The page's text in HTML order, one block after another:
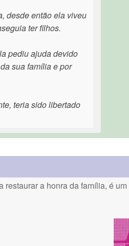
desde então ela viveu
ter filhos.
pediu ajuda devido
sua família e por
teria sido libertado
a honra da família, é um